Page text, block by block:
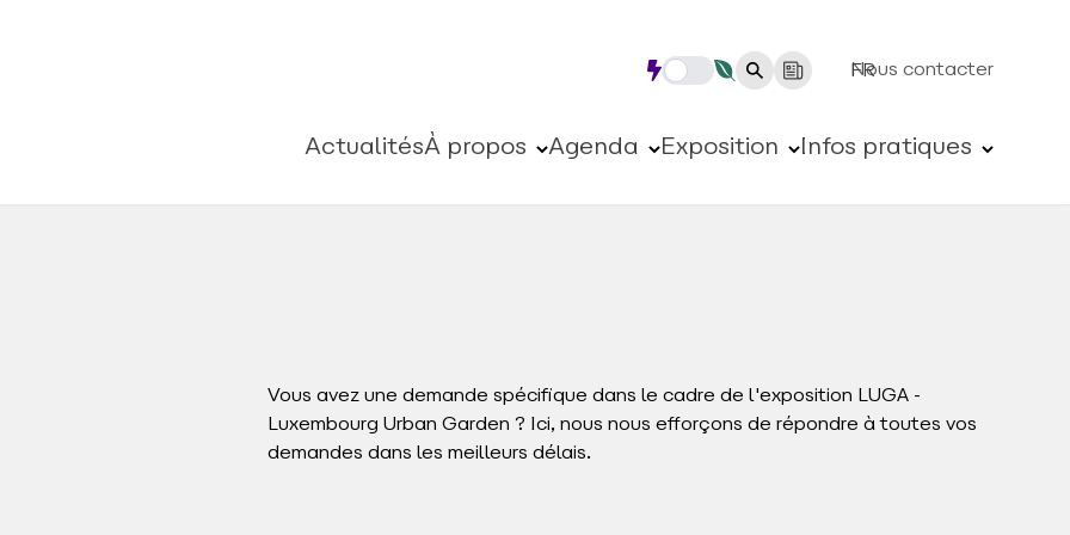
FR
Nous contacter
ActualitésÀ propos Agenda Exposition Infos pratiques
Vous avez une demande spécifique dans le cadre de l'exposition LUGA -
Luxembourg Urban Garden ? Ici, nous nous efforçons de répondre à toutes vos
demandes dans les meilleurs délais.